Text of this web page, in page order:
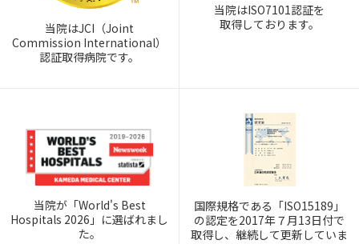
当院はJCI（Joint
Commission International）
認証取得病院です。
当院はISO7101認証を
取得しております。
当院が「World's Best
Hospitals 2026」に選ばれまし
た。
国際規格である「ISO15189」
の認定を2017年７月13日付で
取得し、継続して更新していま